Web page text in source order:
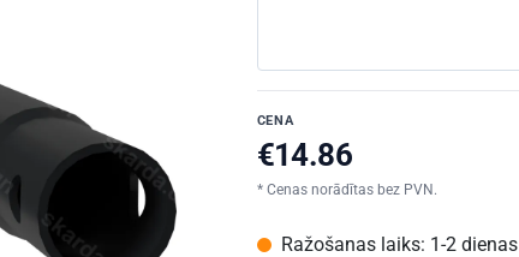
CENA
* Cenas norādītas bez PVN.
Ražošanas laiks: 1-2 dienas